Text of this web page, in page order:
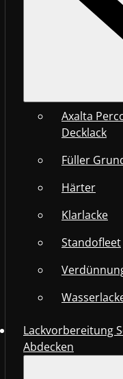
Axalta
Decklack
Füller
Härter
Klarlacke
Standofleet
Lackvorbereitung
Abdecken